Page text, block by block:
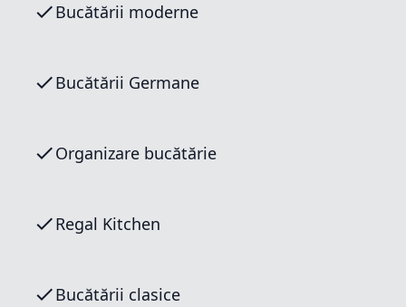
Bucătării moderne
Bucătării Germane
Organizare bucătărie
Regal Kitchen
Bucătării clasice